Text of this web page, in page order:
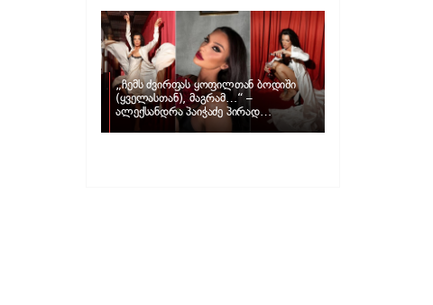
ვიბლიანის საქმეზე
„ჩემს ძვირფას ყოფილთან ბოდიში
(ყველასთან), მაგრამ…“ –
ალექსანდრა პაიჭაძე პირად